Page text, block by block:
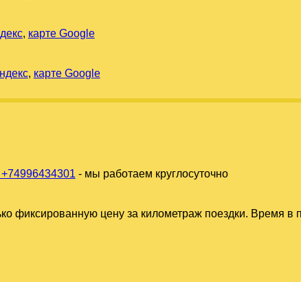
, карте Google
, карте Google
- мы работаем круглосуточно
фиксированную цену за километраж поездки. Время в